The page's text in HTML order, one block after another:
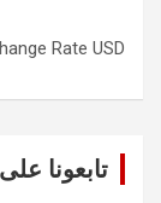
Rate USD
تابعونا